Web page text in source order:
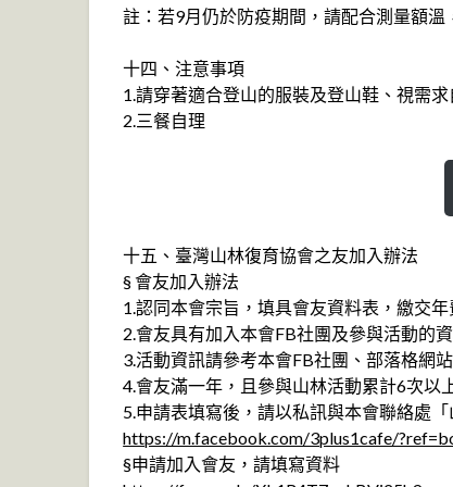
註：若9月仍於防疫期間，請配合測量額
十四、注意事項
1.請穿著適合登山的服裝及登山鞋、視需求
2.三餐自理
十五、臺灣山林復育協會之友加入辦法
§ 會友加入辦法
1.認同本會宗旨，填具會友資料表，繳交
2.會友具有加入本會FB社團及參與活動的
3.活動資訊請參考本會FB社團、部落格網
4.會友滿一年，且參與山林活動累計6次以
5.申請表填寫後，請以私訊與本會聯絡處
https://m.facebook.com/3plus1cafe/
§申請加入會友，請填寫資料